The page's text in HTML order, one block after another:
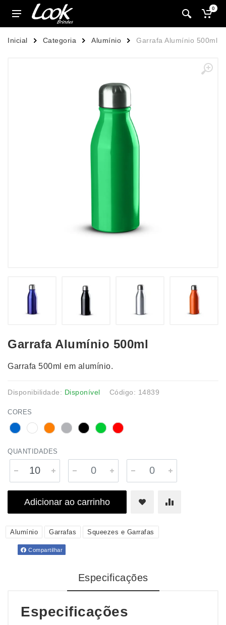
0
Inicial Categoria Alumínio Garrafa Alumínio 500ml
Garrafa Alumínio 500ml
Garrafa 500ml em alumínio.
Disponibilidade: Disponível Código: 14839
CORES
QUANTIDADES
Adicionar ao carrinho
Alumínio Garrafas Squeezes e Garrafas
Compartilhar
Especificações
Especificações